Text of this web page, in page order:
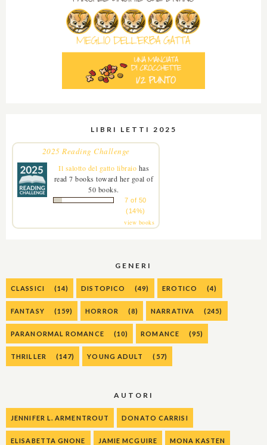
LIBRI LETTI 2025
2025 Reading Challenge
Il salotto del gatto libraio has
read 7 books toward her goal of
50 books.
7 of 50
(14%)
view books
GENERI
CLASSICI (14) DISTOPICO (49) EROTICO (4)
FANTASY (159) HORROR (8) NARRATIVA (245)
PARANORMAL ROMANCE (10) ROMANCE (95)
THRILLER (147) YOUNG ADULT (57)
AUTORI
JENNIFER L. ARMENTROUT DONATO CARRISI
ELISABETTA GNONE JAMIE MCGUIRE MONA KASTEN